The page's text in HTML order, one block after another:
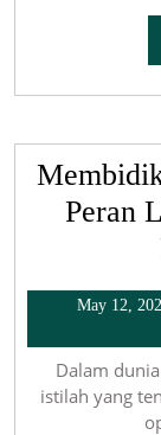
Peran
May 12,
Dalam
istilah yang